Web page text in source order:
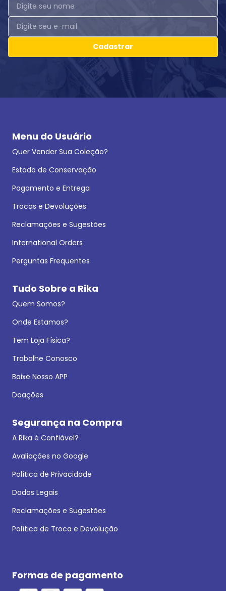
Cadastrar
Menu do Usuário
Quer Vender Sua Coleção?
Estado de Conservação
Pagamento e Entrega
Trocas e Devoluções
Reclamações e Sugestões
International Orders
Perguntas Frequentes
Tudo Sobre a Rika
Quem Somos?
Onde Estamos?
Tem Loja Física?
Trabalhe Conosco
Baixe Nosso APP
Doações
Segurança na Compra
A Rika é Confiável?
Avaliações no Google
Política de Privacidade
Dados Legais
Reclamações e Sugestões
Política de Troca e Devolução
Formas de pagamento